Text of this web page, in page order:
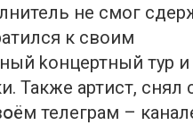
не смог
к своим
kонцертный тур и
Также артист, снял
телеграм –